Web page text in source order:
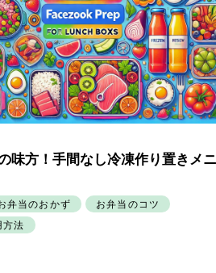
味方！手間なし冷凍作り置きメ
弁当のおかず
お弁当のコツ
方法